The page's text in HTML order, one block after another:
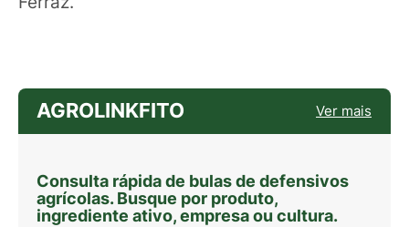
AGROLINKFITO Ver mais
Consulta rápida de bulas de defensivos
agrícolas. Busque por produto,
ingrediente ativo, empresa ou cultura.